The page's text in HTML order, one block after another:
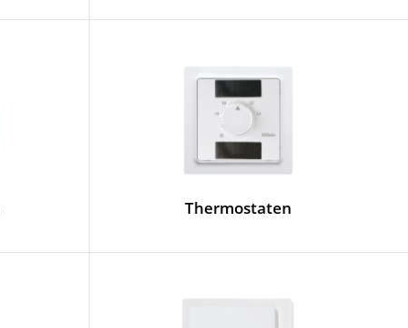
Thermostaten